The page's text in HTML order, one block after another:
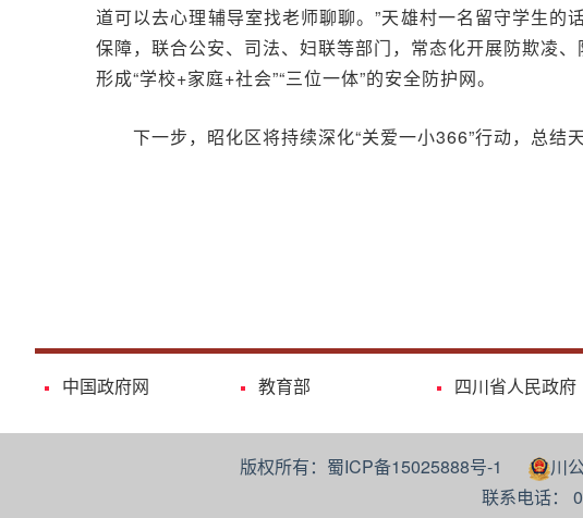
道可以去心理辅导室找老师聊聊。”天雄村一名留守学生
保障，联合公安、司法、妇联等部门，常态化开展防欺凌
形成“学校+家庭+社会”“三位一体”的安全防护网。
下一步，昭化区将持续深化“关爱一小366”行动，总结
中国政府网 教育部 四川省人民政府
版权所有：蜀ICP备15025888号-1
川
联系电话：